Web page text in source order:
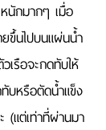
นักมากๆ เมื่อ
ยขึ้นไปบนแผ่นน้ำ
เรือจะกดทับให้
บหรือตัดน้ำแข็ง
(แต่เท่าที่ผ่านมา